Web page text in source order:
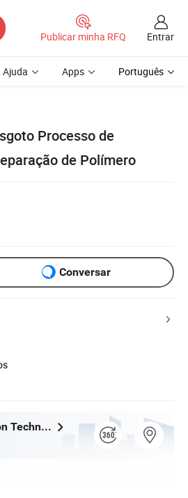
Publicar minha RFQ Entrar
Ajuda Apps Português
Processo de
de Polímero
Conversar
Jiangsu BOE Environmental Protection Technology Co., Ltd.